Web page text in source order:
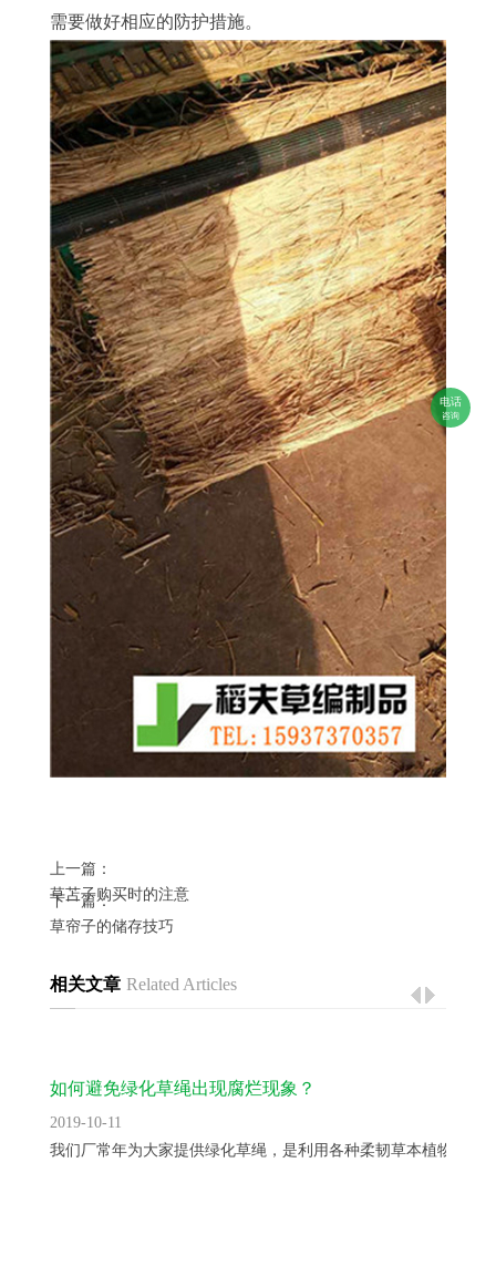
电话
咨询
需要做好相应的防护措施。
上一篇：
草苫子购买时的注意
下一篇：
草帘子的储存技巧
相关文章 Related Articles
如何避免绿化草绳出现腐烂现象？
2019-10-11
我们厂常年为大家提供绿化草绳，是利用各种柔韧草本植物为原...